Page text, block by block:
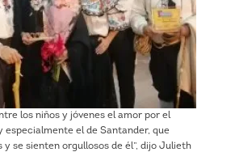
los niños y jóvenes el amor por el
especialmente el de Santander, que
y se sienten orgullosos de él”, dijo Julieth